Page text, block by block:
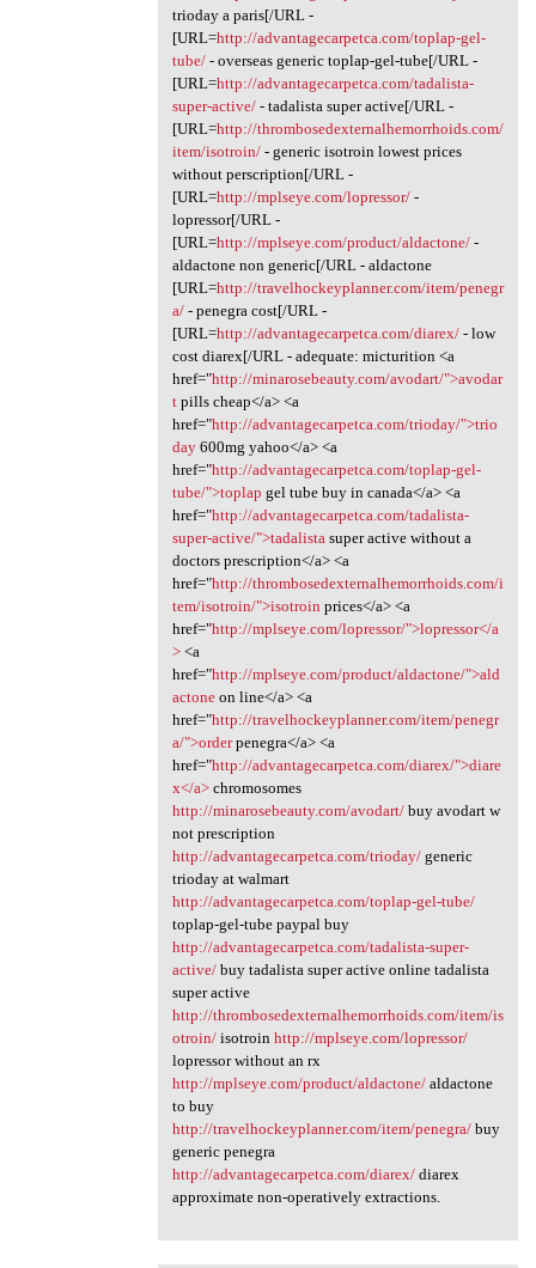
trioday a paris[/URL -
[URL=http://advantagecarpetca.com/toplap-gel-
tube/- overseas generic toplap-gel-tube[/URL -
[URL=http://advantagecarpetca.com/tadalista-
super-active/- tadalista super active[/URL -
[URL=http://thrombosedexternalhemorrhoids.com/
item/isotroin/- generic isotroin lowest prices
without perscription[/URL -
[URL=http://mplseye.com/lopressor/-
lopressor[/URL -
[URL=http://mplseye.com/product/aldactone/-
aldactone non generic[/URL - aldactone
[URL=http://travelhockeyplanner.com/item/penegr
a/- penegra cost[/URL -
[URL=http://advantagecarpetca.com/diarex/- low
cost diarex[/URL - adequate: micturition <a
href="http://minarosebeauty.com/avodart/">avodar
tpills cheap</a> <a
href="http://advantagecarpetca.com/trioday/">trio
day600mg yahoo</a> <a
href="http://advantagecarpetca.com/toplap-gel-
tube/">toplap gel tube buy in canada</a> <a
href="http://advantagecarpetca.com/tadalista-
super-active/">tadalista super active without a
doctors prescription</a> <a
href="http://thrombosedexternalhemorrhoids.com/i
tem/isotroin/">isotroin prices</a> <a
href="http://mplseye.com/lopressor/">lopressor</a
><a
href="http://mplseye.com/product/aldactone/">ald
actoneon line</a> <a
href="http://travelhockeyplanner.com/item/penegr
a/">orderpenegra</a> <a
href="http://advantagecarpetca.com/diarex/">diare
x</a>chromosomes
http://minarosebeauty.com/avodart/buy avodart w
not prescription
http://advantagecarpetca.com/trioday/generic
trioday at walmart
http://advantagecarpetca.com/toplap-gel-tube/
toplap-gel-tube paypal buy
http://advantagecarpetca.com/tadalista-super-
active/buy tadalista super active online tadalista
super active
http://thrombosedexternalhemorrhoids.com/item/is
otroin/isotroin http://mplseye.com/lopressor/
lopressor without an rx
http://mplseye.com/product/aldactone/aldactone
to buy
http://travelhockeyplanner.com/item/penegra/buy
generic penegra
http://advantagecarpetca.com/diarex/diarex
approximate non-operatively extractions.